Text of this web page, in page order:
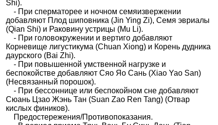
Shi).
- При сперматорее и ночном семяизвержении
добавляют Плод шиповника (Jin Ying Zi), Семя эвриалы
(Qian Shi) и Раковину устрицы (Mu Li).
- При головокружении и вертиго добавляют
Корневище лигустикума (Chuan Xiong) и Корень дудника
даурского (Bai Zhi).
- При повышенной умственной нагрузке и
беспокойстве добавляют Сяо Яо Сань (Xiao Yao San)
(Несвязанный порошок).
- При бессоннице или беспокойном сне добавляют
Сюань Цзао Жэнь Тан (Suan Zao Ren Tang) (Отвар
кислых фиников).
Предостережения/Противопоказания.